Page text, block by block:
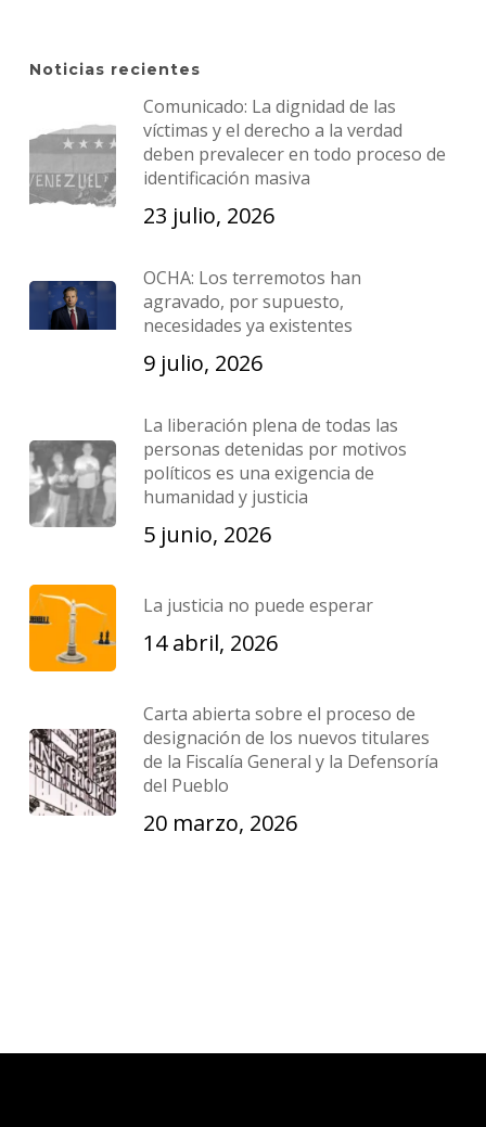
Noticias recientes
Comunicado: La dignidad de las
víctimas y el derecho a la verdad
deben prevalecer en todo proceso de
identificación masiva
23 julio, 2026
OCHA: Los terremotos han
agravado, por supuesto,
necesidades ya existentes
9 julio, 2026
La liberación plena de todas las
personas detenidas por motivos
políticos es una exigencia de
humanidad y justicia
5 junio, 2026
La justicia no puede esperar
14 abril, 2026
Carta abierta sobre el proceso de
designación de los nuevos titulares
de la Fiscalía General y la Defensoría
del Pueblo
20 marzo, 2026